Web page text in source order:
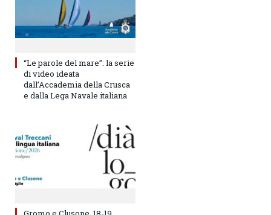
“Le parole del mare”: la serie
di video ideata
dall’Accademia della Crusca
e dalla Lega Navale italiana